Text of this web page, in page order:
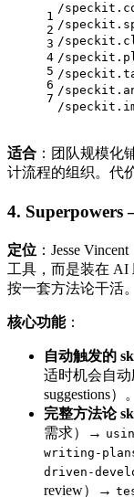
1
2
3
4
5
6
7
/
/
/
/
/
/
/
适合 ：团队规模化
计流程的组织。代
4.
定位 ：Jesse
工具，而是装在
按一套方法论干活。
核心功能：
自动触发的
适时机会自动
suggestions）。
完整方法论
需求）→
writing-
driven-
review）→